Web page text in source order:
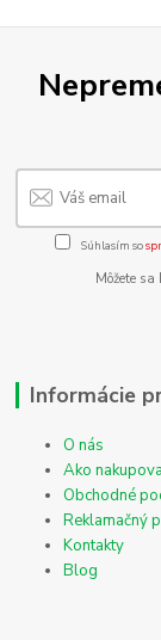
Súhlasím so
Môžete
Informácie
O nás
Ako
Obchodné
Reklamačný
Kontakty
Blog